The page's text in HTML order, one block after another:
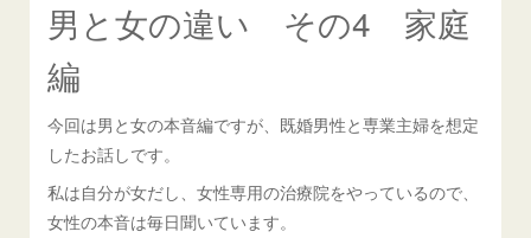
男と女の違い その4 家庭
編
今回は男と女の本音編ですが、既婚男性と専業主婦を想定
したお話しです。
私は自分が女だし、女性専用の治療院をやっているので、
女性の本音は毎日聞いています。